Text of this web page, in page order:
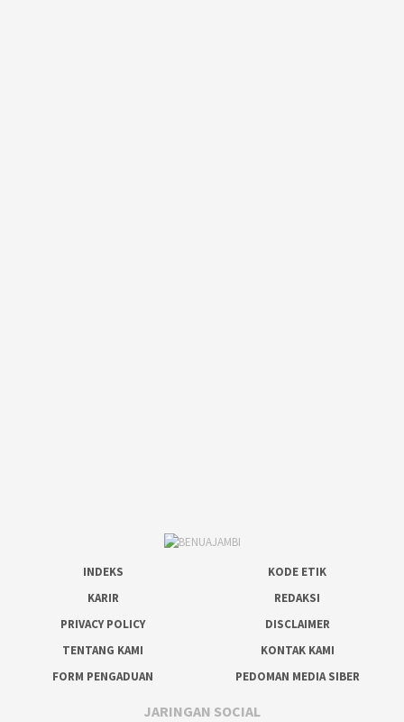
INDEKS
KODE ETIK
KARIR
REDAKSI
PRIVACY POLICY
DISCLAIMER
TENTANG KAMI
KONTAK KAMI
FORM PENGADUAN
PEDOMAN MEDIA SIBER
JARINGAN SOCIAL